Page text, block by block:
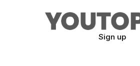
Sign up